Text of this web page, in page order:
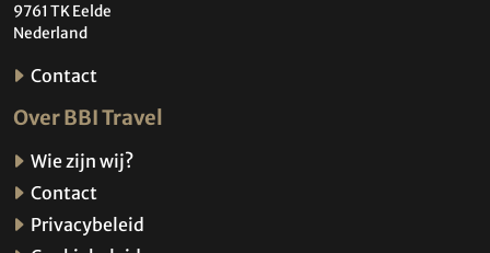
9761 TK Eelde
Nederland
Contact
Over BBI Travel
Wie zijn wij?
Contact
Privacybeleid